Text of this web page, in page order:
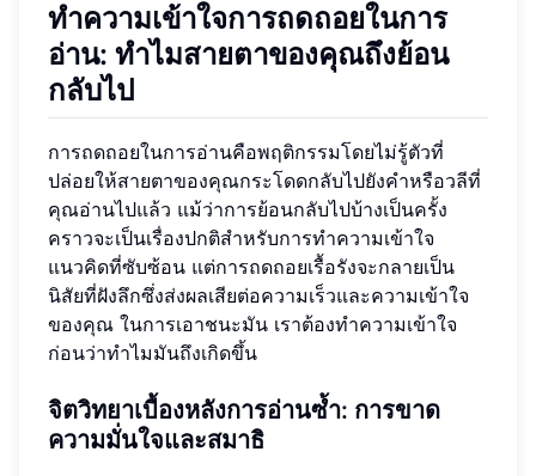
ทำความเข้าใจการถดถอยในการ
อ่าน: ทำไมสายตาของคุณถึงย้อน
กลับไป
การถดถอยในการอ่านคือพฤติกรรมโดยไม่รู้ตัวที่
ปล่อยให้สายตาของคุณกระโดดกลับไปยังคำหรือวลีที่
คุณอ่านไปแล้ว แม้ว่าการย้อนกลับไปบ้างเป็นครั้ง
คราวจะเป็นเรื่องปกติสำหรับการทำความเข้าใจ
แนวคิดที่ซับซ้อน แต่การถดถอยเรื้อรังจะกลายเป็น
นิสัยที่ฝังลึกซึ่งส่งผลเสียต่อความเร็วและความเข้าใจ
ของคุณ ในการเอาชนะมัน เราต้องทำความเข้าใจ
ก่อนว่าทำไมมันถึงเกิดขึ้น
จิตวิทยาเบื้องหลังการอ่านซ้ำ: การขาด
ความมั่นใจและสมาธิ